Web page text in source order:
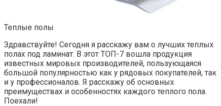
Теплые полы
Здравствуйте! Сегодня я расскажу вам о лучших теплых
полах под ламинат. В этот ТОП-7 вошла продукция
известных мировых производителей, пользующаяся
большой популярностью как у рядовых покупателей, так
и у профессионалов. Я расскажу об основных
преимуществах и особенностях каждого теплого пола.
Поехали!